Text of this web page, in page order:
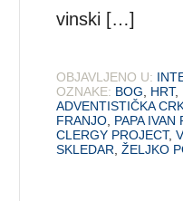
vinski […]
OBJAVLJENO U:
OZNAKE: BOG, HRT,
ADVENTISTIČKA
FRANJO, PAPA IVAN
CLERGY PROJECT,
SKLEDAR,ŽELJKO